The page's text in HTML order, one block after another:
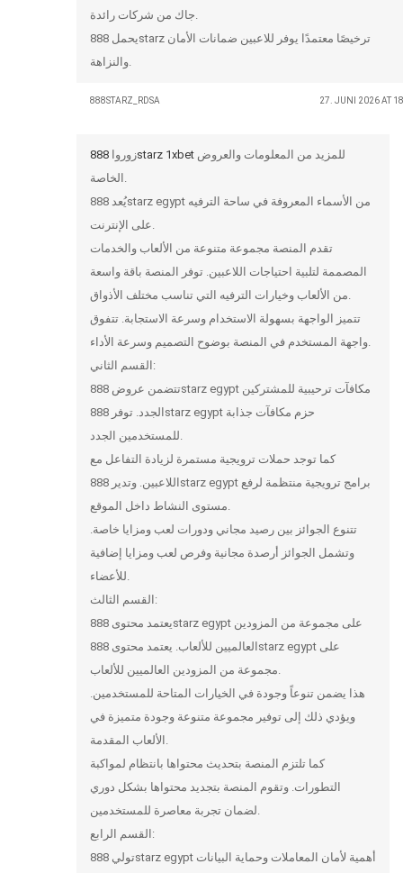
جاك من شركات رائدة.
يحمل 888starz ترخيصًا معتمدًا يوفر للاعبين ضمانات الأمان
والنزاهة.
888STARZ_RDSA 27. JUNI 2026 AT
زوروا888starz 1xbet
الخاصة.
يُعد 888starz egypt من الأسماء المعروفة في ساحة الترفيه
على الإنترنت.
تقدم المنصة مجموعة متنوعة من الألعاب والخدمات
المصممة لتلبية احتياجات اللاعبين. توفر المنصة باقة واسعة
من الألعاب وخيارات الترفيه التي تناسب مختلف الأذواق.
تتميز الواجهة بسهولة الاستخدام وسرعة الاستجابة. تتفوق
واجهة المستخدم في المنصة بوضوح التصميم وسرعة الأداء.
القسم الثاني:
تتضمن عروض 888starz egypt مكافآت ترحيبية للمشتركين
الجدد. توفر 888starz egypt حزم مكافآت جذابة
للمستخدمين الجدد.
كما توجد حملات ترويجية مستمرة لزيادة التفاعل مع
اللاعبين. وتدير 888starz egypt برامج ترويجية منتظمة لرفع
مستوى النشاط داخل الموقع.
تتنوع الجوائز بين رصيد مجاني ودورات لعب ومزايا خاصة.
وتشمل الجوائز أرصدة مجانية وفرص لعب ومزايا إضافية
للأعضاء.
القسم الثالث:
يعتمد محتوى 888starz egypt على مجموعة من المزودين
العالميين للألعاب. يعتمد محتوى 888starz egypt على
مجموعة من المزودين العالميين للألعاب.
هذا يضمن تنوعاً وجودة في الخيارات المتاحة للمستخدمين.
ويؤدي ذلك إلى توفير مجموعة متنوعة وجودة متميزة في
الألعاب المقدمة.
كما تلتزم المنصة بتحديث محتواها بانتظام لمواكبة
التطورات. وتقوم المنصة بتجديد محتواها بشكل دوري
لضمان تجربة معاصرة للمستخدمين.
القسم الرابع:
تولي 888starz egypt أهمية لأمان المعاملات وحماية البيانات